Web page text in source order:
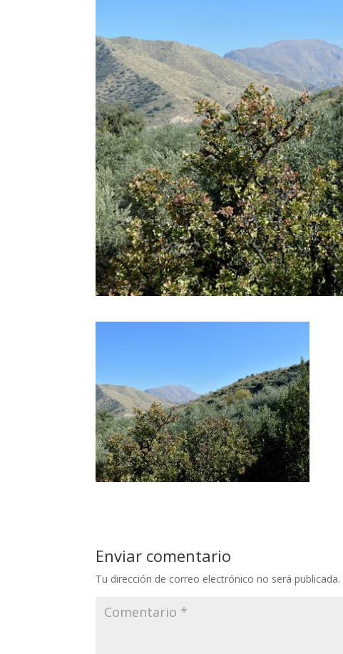
Enviar comentario
Tu dirección de correo electrónico no será publicada.